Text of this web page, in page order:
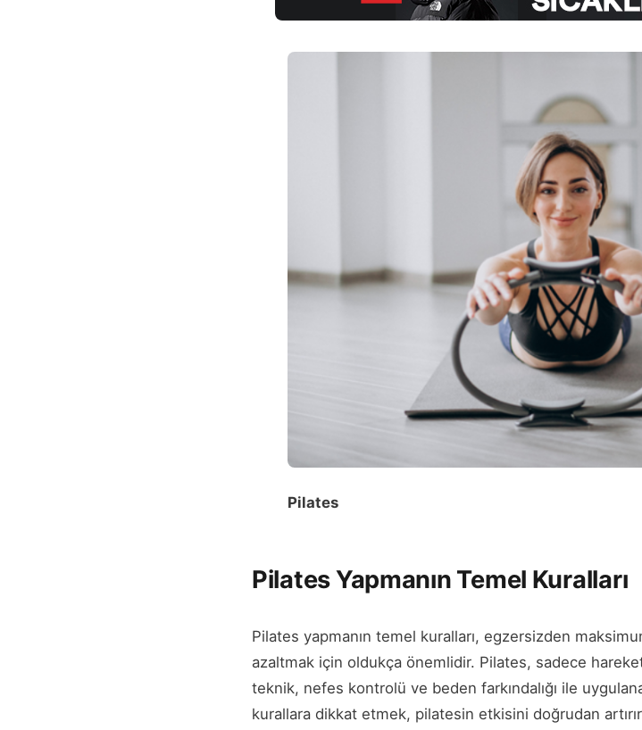
Pilates
Pilates Yapmanın Temel Kuralları
Pilates yapmanın temel kuralları, egzersizden
azaltmak için oldukça önemlidir. Pilates, sadece
teknik, nefes kontrolü ve beden farkındalığı ile
kurallara dikkat etmek, pilatesin etkisini doğrudan